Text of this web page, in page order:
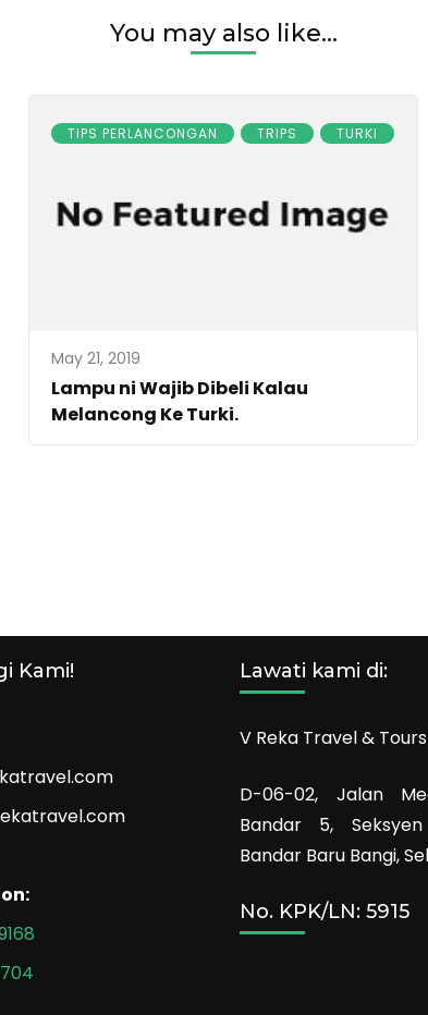
You may also like...
TIPS PERLANCONGAN TRIPS TURKI
May 21, 2019
Lampu ni Wajib Dibeli Kalau
Melancong Ke Turki.
Kami! Lawati kami di:
V Reka Travel &
D-06-02, Jalan
Bandar 5,
Bandar Baru Bangi,
No. KPK/LN: 5915